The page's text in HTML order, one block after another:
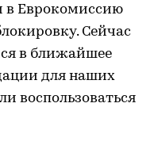
в Еврокомиссию
Сейчас
в ближайшее
для наших
воспользоваться